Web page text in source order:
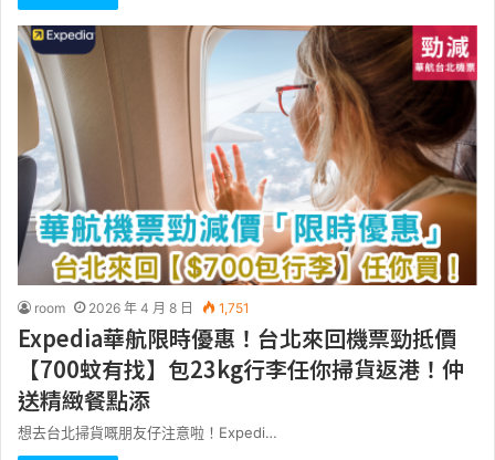
room 2026 年 4 月 8 日 1,751
Expedia華航限時優惠！台北來回機票勁抵價
【700蚊有找】包23kg行李任你掃貨返港！仲
送精緻餐點添
想去台北掃貨嘅朋友仔注意啦！Expedi…